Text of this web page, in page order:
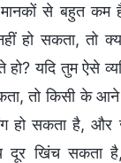
से बहुत कम है!
हो सकता, तो
हो? यदि तुम ऐसे
तो किसी के
हो सकता है, और
दूर खिंच सकता